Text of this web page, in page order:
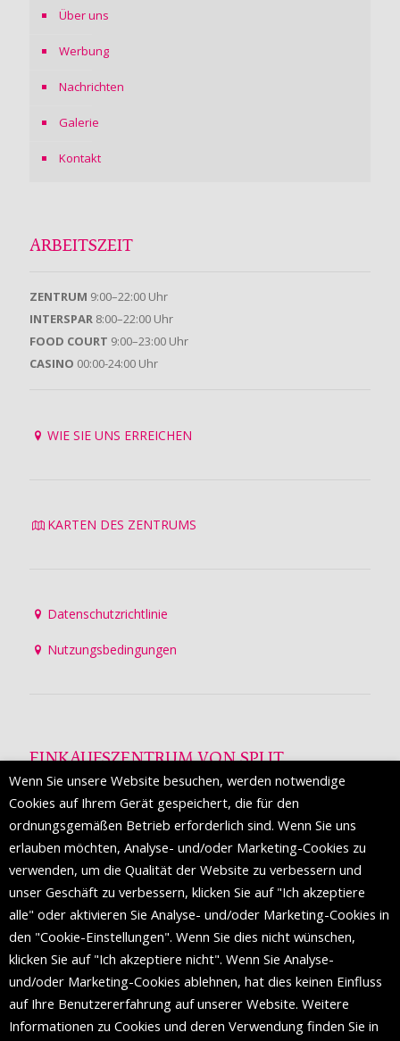
Über uns
Werbung
Nachrichten
Galerie
Kontakt
ARBEITSZEIT
ZENTRUM 9:00–22:00 Uhr
INTERSPAR 8:00–22:00 Uhr
FOOD COURT 9:00–23:00 Uhr
CASINO 00:00-24:00 Uhr
WIE SIE UNS ERREICHEN
KARTEN DES ZENTRUMS
Datenschutzrichtlinie
Nutzungsbedingungen
EINKAUFSZENTRUM VON SPLIT
Die Mall of Split
ist ein prestigeträchtiges Einkaufsziel mit
etwa 200 Einzelhandelsmarken und einer Reihe von
Weltmodemarken, die zum ersten Mal in Split erscheinen.
FOLGEN SIE UNS
Wenn Sie unsere Website besuchen, werden notwendige
Cookies auf Ihrem Gerät gespeichert, die für den
ordnungsgemäßen Betrieb erforderlich sind. Wenn Sie uns
erlauben möchten, Analyse- und/oder Marketing-Cookies zu
verwenden, um die Qualität der Website zu verbessern und
unser Geschäft zu verbessern, klicken Sie auf "Ich akzeptiere
alle" oder aktivieren Sie Analyse- und/oder Marketing-Cookies in
den "Cookie-Einstellungen". Wenn Sie dies nicht wünschen,
klicken Sie auf "Ich akzeptiere nicht". Wenn Sie Analyse-
und/oder Marketing-Cookies ablehnen, hat dies keinen Einfluss
auf Ihre Benutzererfahrung auf unserer Website. Weitere
Informationen zu Cookies und deren Verwendung finden Sie in